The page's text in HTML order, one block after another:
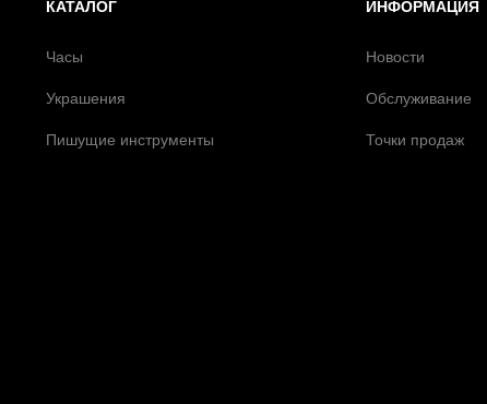
КАТАЛОГ
Часы
Украшения
Пишущие инструменты
ИНФОРМАЦИЯ
Новости
Обслуживание
Точки продаж